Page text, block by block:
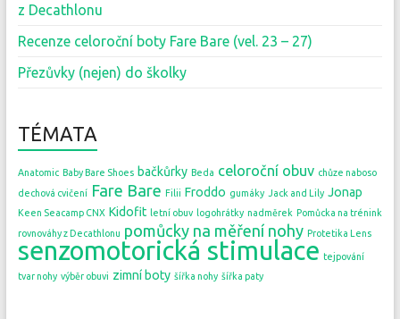
z Decathlonu
Recenze celoroční boty Fare Bare (vel. 23 – 27)
Přezůvky (nejen) do školky
TÉMATA
Anatomic Baby Bare Shoes bačkůrky Beda celoroční obuv chůze naboso
dechová cvičení Fare Bare Filii Froddo gumáky Jack and Lily Jonap
Keen Seacamp CNX Kidofit letní obuv logohrátky nadměrek Pomůcka na trénink
rovnováhy z Decathlonu pomůcky na měření nohy Protetika Lens
senzomotorická stimulace tejpování
tvar nohy výběr obuvi zimní boty šířka nohy šířka paty